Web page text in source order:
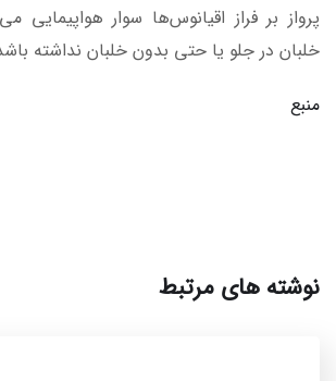
خلبان در جلو یا حتی بدون خلبان نداشته
منبع
نوشته های مرتبط